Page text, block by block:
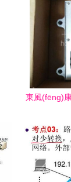
東風(fēng)
（